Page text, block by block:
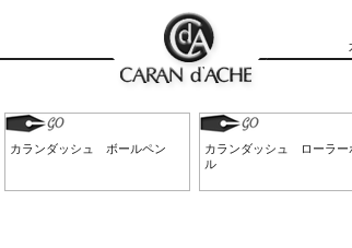
カランダッシュ ボールペン
カランダッシュ ローラー
ル